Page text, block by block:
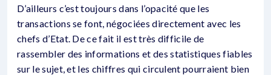
D’ailleurs c’est toujours dans l’opacité que les
transactions se font, négociées directement avec les
chefs d’Etat. De ce fait il est très difficile de
rassembler des informations et des statistiques fiables
sur le sujet, et les chiffres qui circulent pourraient bien